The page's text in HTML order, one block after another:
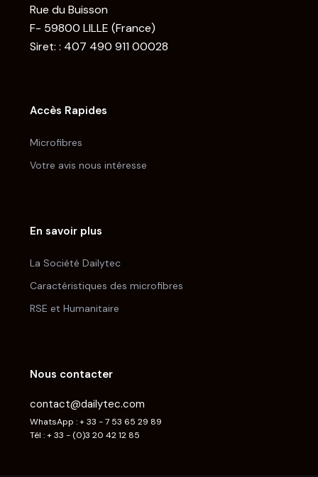
Rue du Buisson
F- 59800 LILLE (France)
Siret: : 407 490 911 00028
Accès Rapides
Microfibres
Votre avis nous intéresse
En savoir plus
La Société Dailytec
Caractéristiques des microfibres
RSE et Humanitaire
Nous contacter
contact@dailytec.com
WhatsApp : + 33 - 7 53 65 29 89
Tél : + 33 - (0)3 20 42 12 85